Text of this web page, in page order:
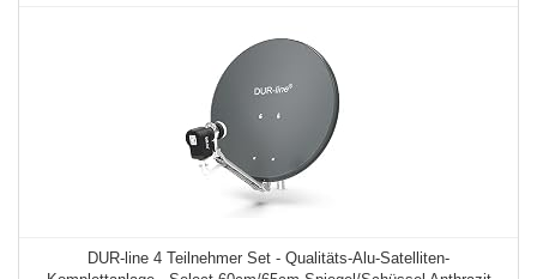
DUR-line 4 Teilnehmer Set - Qualitäts-Alu-Satelliten-